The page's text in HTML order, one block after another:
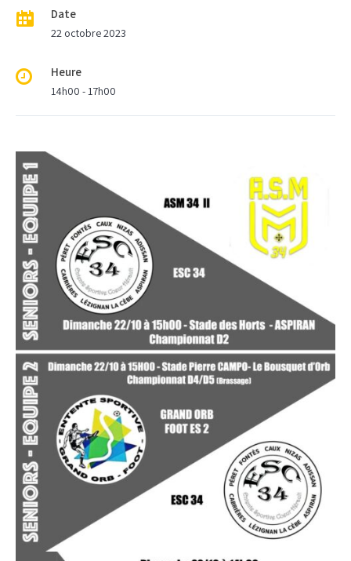
Date
22 octobre 2023
Heure
14h00 - 17h00